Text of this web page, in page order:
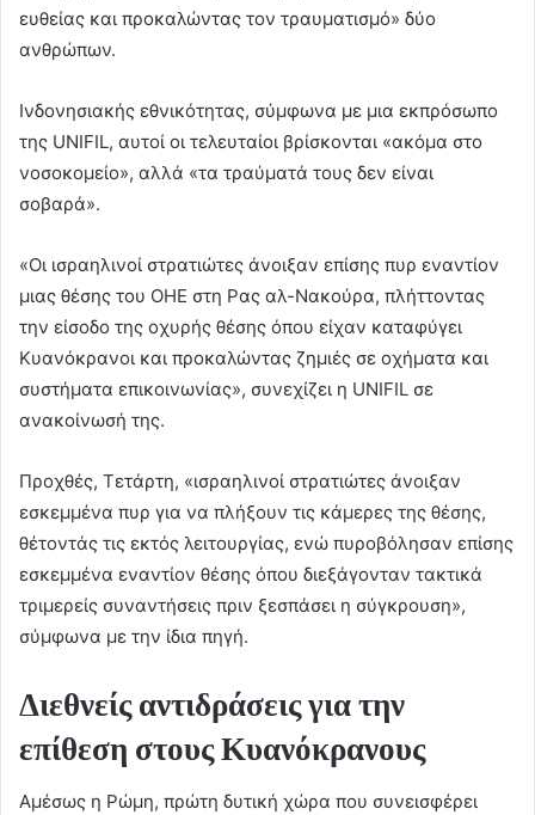
ευθείας και προκαλώντας τον τραυματισμό» δύο
ανθρώπων.
Ινδονησιακής εθνικότητας, σύμφωνα με μια εκπρόσωπο
της UNIFIL, αυτοί οι τελευταίοι βρίσκονται «ακόμα στο
νοσοκομείο», αλλά «τα τραύματά τους δεν είναι
σοβαρά».
«Οι ισραηλινοί στρατιώτες άνοιξαν επίσης πυρ εναντίον
μιας θέσης του ΟΗΕ στη Ρας αλ-Νακούρα, πλήττοντας
την είσοδο της οχυρής θέσης όπου είχαν καταφύγει
Κυανόκρανοι και προκαλώντας ζημιές σε οχήματα και
συστήματα επικοινωνίας», συνεχίζει η UNIFIL σε
ανακοίνωσή της.
Προχθές, Τετάρτη, «ισραηλινοί στρατιώτες άνοιξαν
εσκεμμένα πυρ για να πλήξουν τις κάμερες της θέσης,
θέτοντάς τις εκτός λειτουργίας, ενώ πυροβόλησαν επίσης
εσκεμμένα εναντίον θέσης όπου διεξάγονταν τακτικά
τριμερείς συναντήσεις πριν ξεσπάσει η σύγκρουση»,
σύμφωνα με την ίδια πηγή.
Διεθνείς αντιδράσεις για την
επίθεση στους Κυανόκρανους
Αμέσως η Ρώμη, πρώτη δυτική χώρα που συνεισφέρει